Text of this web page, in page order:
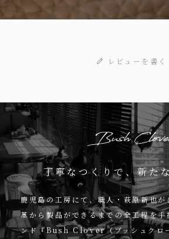
レビューを書く
丁寧なつくりで、新た
鹿児島の工房にて、職人・萩原新也が
革から製品ができるまでの全工程を
ンド『Bush Clover（ブッシュクロ